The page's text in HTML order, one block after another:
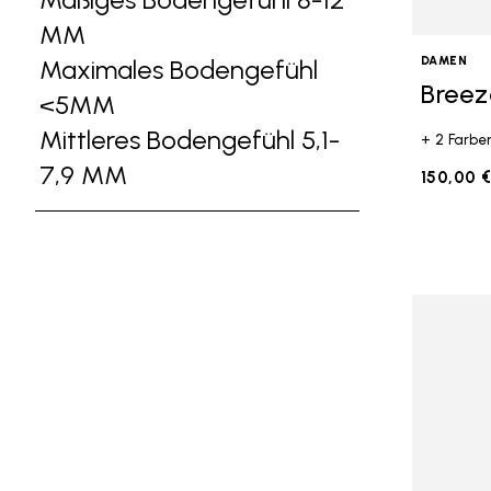
MM
Maximales Bodengefühl
<5MM Refine by Ground Feel:
Mittleres Bodengefühl 5,1-
7,9 MM Refine by Ground Feel:
DAMEN
+ 2
150,00 €